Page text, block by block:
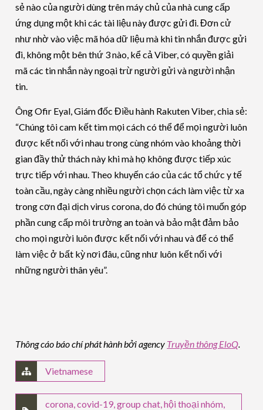
sẻ nào của người dùng trên máy chủ của nhà cung cấp
ứng dụng một khi các tài liệu này được gửi đi. Đơn cử
như nhờ vào việc mã hóa dữ liệu mà khi tin nhắn được gửi
đi, không một bên thứ 3 nào, kể cả Viber, có quyền giải
mã các tin nhắn này ngoại trừ người gửi và người nhận
tin.
Ông Ofir Eyal, Giám đốc Điều hành Rakuten Viber, chia sẻ:
“Chúng tôi cam kết tìm mọi cách có thể để mọi người luôn
được kết nối với nhau trong cùng nhóm vào khoảng thời
gian đầy thử thách này khi mà họ không được tiếp xúc
trực tiếp với nhau. Theo khuyến cáo của các tổ chức y tế
toàn cầu, ngày càng nhiều người chọn cách làm việc từ xa
trong cơn đại dịch virus corona, do đó chúng tôi muốn góp
phần cung cấp môi trường an toàn và bảo mật đảm bảo
cho mọi người luôn được kết nối với nhau và để có thể
làm việc ở bất kỳ nơi đâu, cũng như luôn kết nối với
những người thân yêu”.
Thông cáo báo chí phát hành bởi agency Truyền thông EloQ
Vietnamese
corona ,covid-19 ,group chat ,hội thoại nhóm